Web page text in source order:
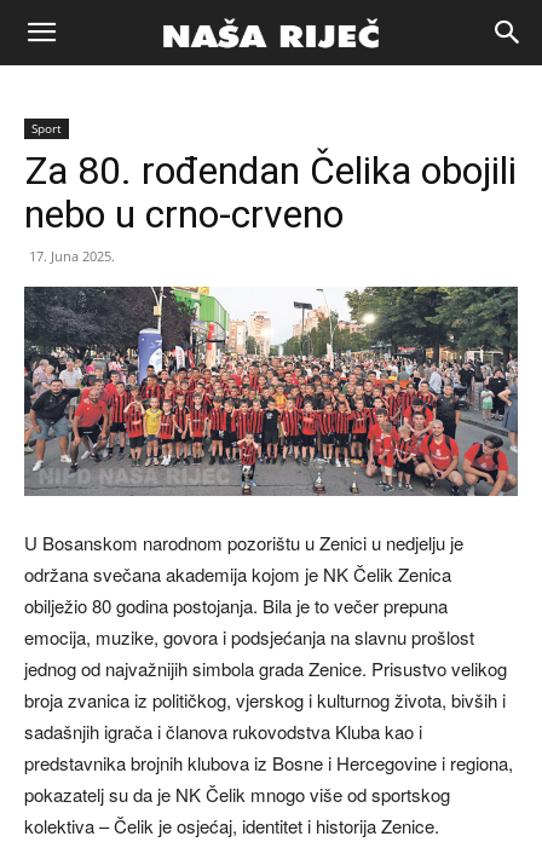
Naša
riječ
Sport
Za 80. rođendan Čelika obojili
nebo u crno-crveno
17. Juna 2025.
U Bosanskom narodnom pozorištu u Zenici u nedjelju je
održana svečana akademija kojom je NK Čelik Zenica
obilježio 80 godina postojanja. Bila je to večer prepuna
emocija, muzike, govora i podsjećanja na slavnu prošlost
jednog od najvažnijih simbola grada Zenice. Prisustvo velikog
broja zvanica iz političkog, vjerskog i kulturnog života, bivših i
sadašnjih igrača i članova rukovodstva Kluba kao i
predstavnika brojnih klubova iz Bosne i Hercegovine i regiona,
pokazatelj su da je NK Čelik mnogo više od sportskog
kolektiva – Čelik je osjećaj, identitet i historija Zenice.